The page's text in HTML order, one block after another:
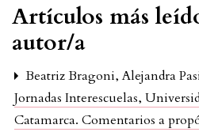
Artículos más
autor/a
Beatriz Bragoni, Alejandra
Jornadas Interescuelas,
Catamarca. Comentarios a